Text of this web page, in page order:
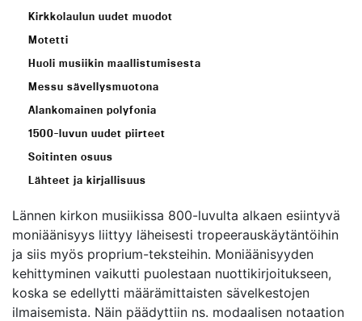
Kirkkolaulun uudet muodot
Motetti
Huoli musiikin maallistumisesta
Messu sävellysmuotona
Alankomainen polyfonia
1500-luvun uudet piirteet
Soitinten osuus
Lähteet ja kirjallisuus
Lännen kirkon musiikissa 800-luvulta alkaen esiintyvä
moniäänisyys liittyy läheisesti tropeerauskäytäntöihin
ja siis myös proprium-teksteihin. Moniäänisyyden
kehittyminen vaikutti puolestaan nuottikirjoitukseen,
koska se edellytti määrämittaisten sävelkestojen
ilmaisemista. Näin päädyttiin ns. modaalisen notaation